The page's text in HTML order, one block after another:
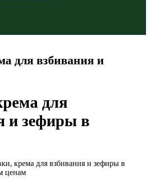
для взбивания и
для
и зефиры в
крема для взбивания и зефиры в
ценам